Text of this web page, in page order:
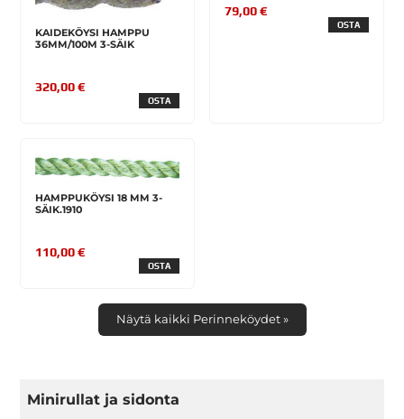
KAIDEKÖYSI HAMPPU
36MM/100M 3-SÄIK
320,00 €
OSTA
79,00 €
OSTA
HAMPPUKÖYSI 18 MM 3-
SÄIK.1910
110,00 €
OSTA
Näytä kaikki Perinneköydet »
Minirullat ja sidonta